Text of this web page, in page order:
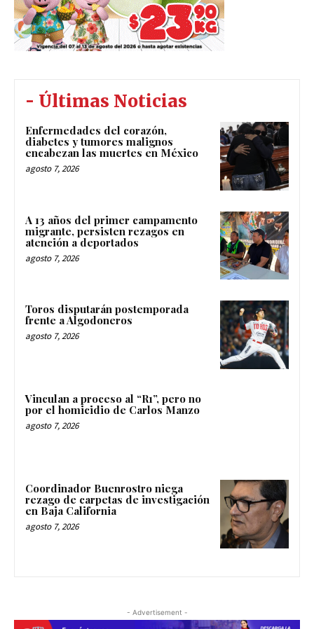
- Últimas Noticias
Enfermedades del corazón,
diabetes y tumores malignos
encabezan las muertes en México
agosto 7, 2026
A 13 años del primer campamento
migrante, persisten rezagos en
atención a deportados
agosto 7, 2026
Toros disputarán postemporada
frente a Algodoneros
agosto 7, 2026
Vinculan a proceso al “R1”, pero no
por el homicidio de Carlos Manzo
agosto 7, 2026
Coordinador Buenrostro niega
rezago de carpetas de investigación
en Baja California
agosto 7, 2026
- Advertisement -